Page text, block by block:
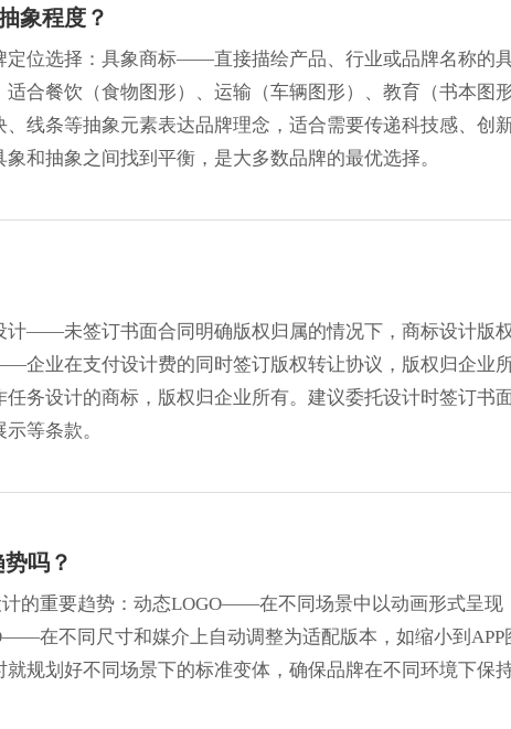
象程度？
定位选择：具象商标——直接描绘产品、行业或品牌名称的
合餐饮（食物图形）、运输（车辆图形）、教育（书本图形
线条等抽象元素表达品牌理念，适合需要传递科技感、创
和抽象之间找到平衡，是大多数品牌的最优选择。
计——未签订书面合同明确版权归属的情况下，商标设计版
企业在支付设计费的同时签订版权转让协议，版权归企业
务设计的商标，版权归企业所有。建议委托设计时签订书
等条款。
吗？
的重要趋势：动态LOGO——在不同场景中以动画形式呈现
在不同尺寸和媒介上自动调整为适配版本，如缩小到APP
规划好不同场景下的标准变体，确保品牌在不同环境下保